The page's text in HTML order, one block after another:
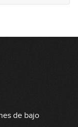
de bajo